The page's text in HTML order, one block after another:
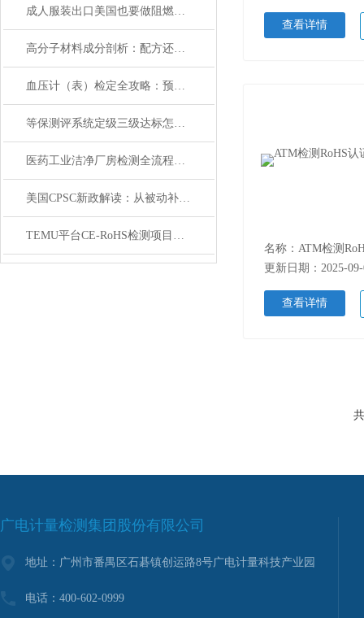
成人服装出口美国也要做阻燃测试吗？
高分子材料成分剖析：配方还原的核心密码
血压计（表）检定全攻略：预防高血压风险从准确测量入手
等保测评系统定级三级达标怎么做｜专业机构合规指导
医药工业洁净厂房检测全流程揭秘！从设备到环境一站式解决
美国CPSC新政解读：从被动补救到主动合规的转变
TEMU平台CE-RoHS检测项目全解析：十项物质与合规要点
查看详情
更新日期：2025-
查看详情
广电计量检测集团股份有限公司
地址：广州市番禺区石碁镇创运路8号广电计量科技产业园
电话：400-602-0999